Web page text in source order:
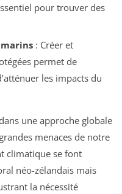
pour trouver des
: Créer et
permet de
les impacts du
une approche globale
menaces de notre
climatique se font
néo-zélandais mais
la nécessité